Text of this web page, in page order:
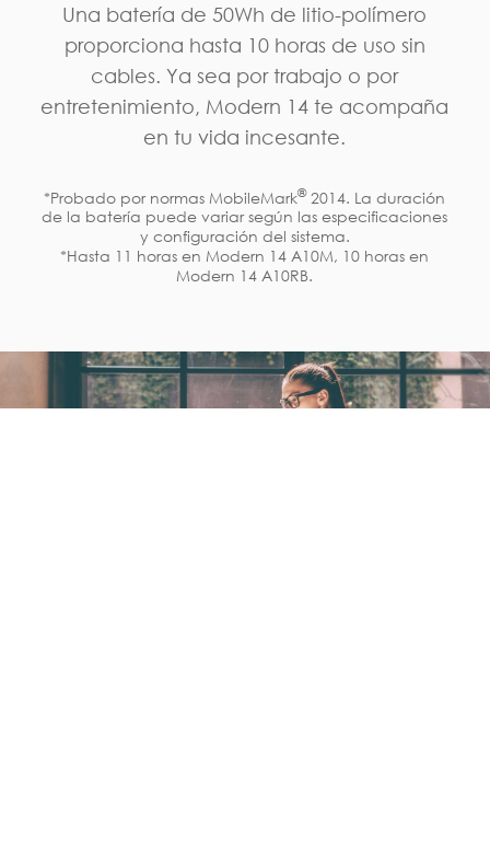
Una batería de 50Wh de litio-polímero
proporciona hasta 10 horas de uso sin
cables. Ya sea por trabajo o por
entretenimiento, Modern 14 te acompaña
en tu vida incesante.
*Probado por normas MobileMark®2014. La duración
de la batería puede variar según las especificaciones
y configuración del sistema.
*Hasta 11 horas en Modern 14 A10M, 10 horas en
Modern 14 A10RB.